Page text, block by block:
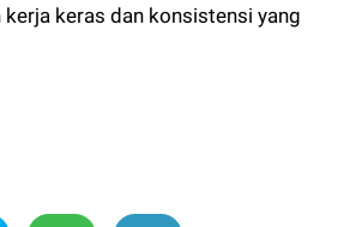
keras dan konsistensi yang